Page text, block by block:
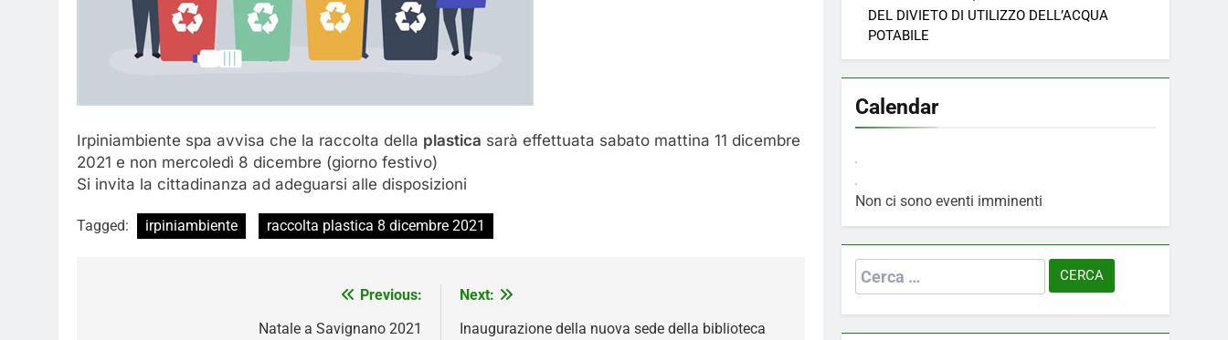
Irpiniambiente spa avvisa che la raccolta della plastica sarà effettuata sabato mattina 11 dicembre
2021 e non mercoledì 8 dicembre (giorno festivo)
Si invita la cittadinanza ad adeguarsi alle disposizioni
Tagged: irpiniambiente raccolta plastica 8 dicembre 2021
Previous:
Natale a Savignano 2021
Next:
Inaugurazione della nuova sede della biblioteca
DEL DIVIETO DI UTILIZZO DELL’ACQUA
POTABILE
Calendar
Non ci sono eventi imminenti
Ricerca
per: